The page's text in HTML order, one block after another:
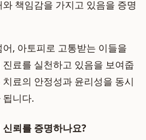
책임감을 가지고 있음을 증명
, 아토피로 고통받는 이들을
료를 실천하고 있음을 보여줍
료의 안정성과 윤리성을 동시
니다.
뢰를 증명하나요?